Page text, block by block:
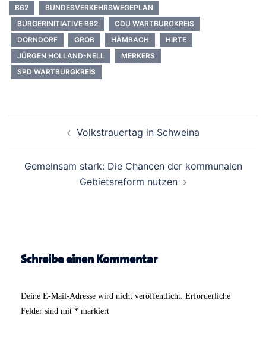
B62
BUNDESVERKEHRSWEGEPLAN
BÜRGERINITIATIVE B62
CDU WARTBURGKREIS
DORNDORF
GROB HÄMBACH
HIRTE
JÜRGEN HOLLAND-NELL
MERKERS
SPD WARTBURGKREIS
NavigationVolkstrauertag in Schweina
Gemeinsam stark: Die Chancen der kommunalen
Gebietsreform nutzen
Schreibe einen Kommentar
Deine E-Mail-Adresse wird nicht veröffentlicht. Erforderliche
Felder sind mit * markiert